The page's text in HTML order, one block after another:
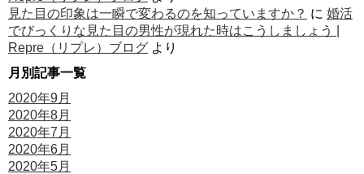
見た目の印象は一瞬で変わるのを知っていますか？ に 婚活
でびっくりな見た目の男性が現れた時はこうしましょう |
Repre（リプレ）ブログ より
月別記事一覧
2020年9月
2020年8月
2020年7月
2020年6月
2020年5月